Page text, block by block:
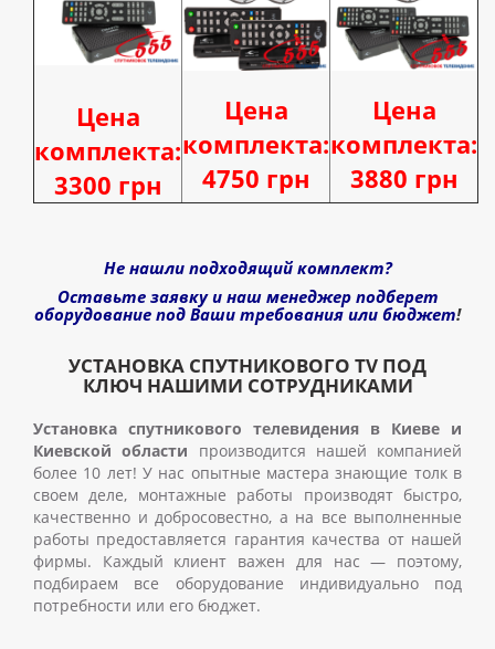
Цена
комплекта:
3300 грн
Цена
комплекта:
4750 грн
Цена
комплекта:
3880 грн
Не нашли подходящий комплект?
Оставьте заявку и наш менеджер подберет
оборудование под Ваши требования или бюджет!
УСТАНОВКА СПУТНИКОВОГО TV ПОД
КЛЮЧ НАШИМИ СОТРУДНИКАМИ
Установка спутникового телевидения в Киеве и
Киевской области производится нашей компанией
более 10 лет! У нас опытные мастера знающие толк в
своем деле, монтажные работы производят быстро,
качественно и добросовестно, а на все выполненные
работы предоставляется гарантия качества от нашей
фирмы. Каждый клиент важен для нас— поэтому,
подбираем все оборудование индивидуально под
потребности или его бюджет.